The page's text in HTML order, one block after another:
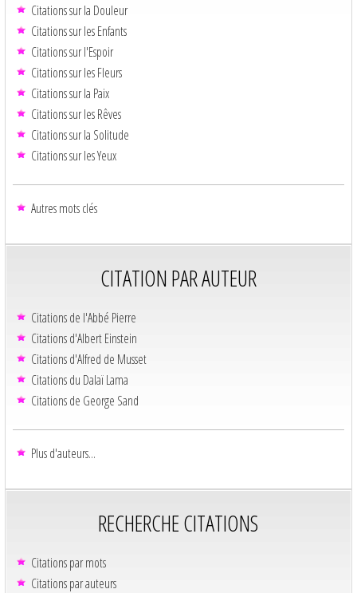
Citations sur la Douleur
Citations sur les Enfants
Citations sur l'Espoir
Citations sur les Fleurs
Citations sur la Paix
Citations sur les Rêves
Citations sur la Solitude
Citations sur les Yeux
Autres mots clés
CITATION PAR AUTEUR
Citations de l'Abbé Pierre
Citations d'Albert Einstein
Citations d'Alfred de Musset
Citations du Dalaï Lama
Citations de George Sand
Plus d'auteurs...
RECHERCHE CITATIONS
Citations par mots
Citations par auteurs